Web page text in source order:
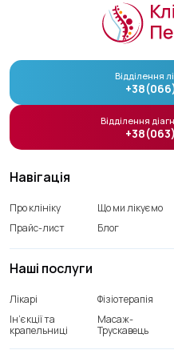
Навігація
Про клініку Що ми лікуємо
Прайс-лист
Блог
Наші послуги
Лікарі Фізіотерапія
Ін’єкції та
крапельниці
Масаж-
Трускавець
Відділення
Відділення